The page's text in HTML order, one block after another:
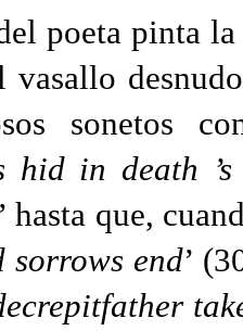
poeta pinta
vasallo
sonetos
hid in death
hasta que,
sorrows end’